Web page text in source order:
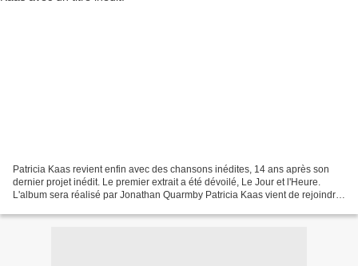
Patricia Kaas revient enfin avec des chansons inédites, 14 ans après son
dernier projet inédit. Le premier extrait a été dévoilé, Le Jour et l'Heure.
L'album sera réalisé par Jonathan Quarmby Patricia Kaas vient de rejoindre